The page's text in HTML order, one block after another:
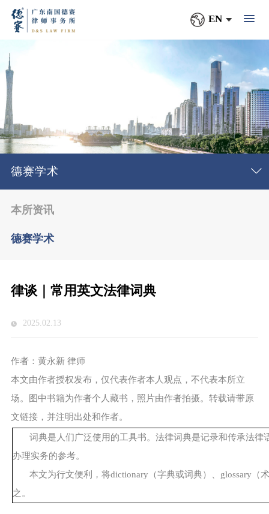
EN
德赛学术
本所资讯
德赛学术
律谈｜常用英文法律词典
2025.02.13
作者：黄永新 律师
本文由作者授权发布，仅代表作者本人观点，不代表本所立
场。图中书籍为作者个人藏书，照片由作者拍摄。转载请带原
文链接，并注明出处和作者。
词典是人们广泛使用的工具书。法律词典是记录和传承法
办理实务的参考。
本文为行文便利，将dictionary（字典或词典）、glossary（
之。